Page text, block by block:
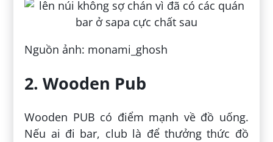
Nguồn ảnh: monami_ghosh
2. Wooden Pub
Wooden PUB có điểm mạnh về đồ uống.
Nếu ai đi bar, club là để thưởng thức đồ